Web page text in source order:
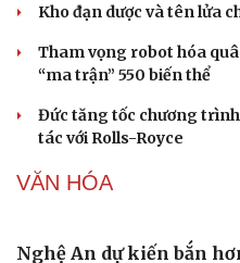
Dinh dưỡng - món ngon
Kho đạn dược và tên lửa
Tham vọng robot hóa
“ma trận” 550 biến thể
Đức tăng tốc chương
tác với Rolls-Royce
VĂN HÓA